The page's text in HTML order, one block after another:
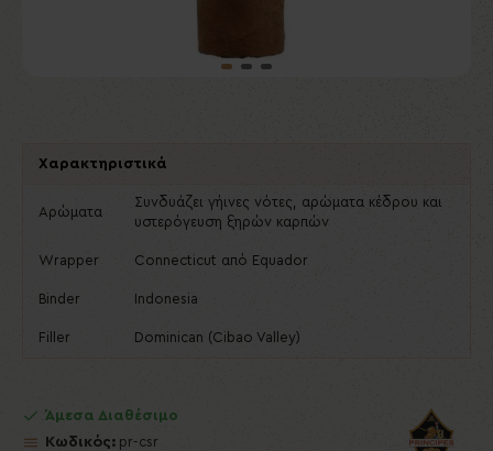
Χαρακτηριστικά
Αρώματα
Συνδυάζει γήινες νότες, αρώματα κέδρου και
υστερόγευση ξηρών καρπών
Wrapper Connecticut από Equador
Binder Indonesia
Filler Dominican (Cibao Valley)
Άμεσα Διαθέσιμο
Κωδικός: pr-csr